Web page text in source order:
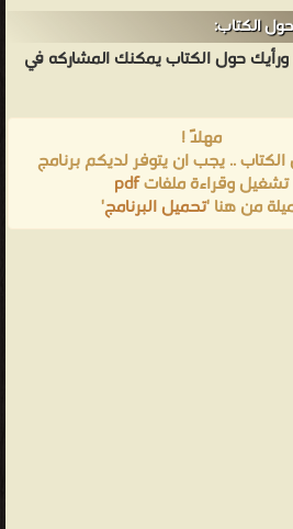
الكتاب:
حول الكتاب يمكنك المشاركه في
مهلاً !
.. يجب ان يتوفر لديكم برنامج
تشغيل وقراءة ملفاتpdf
من هنا 'تحميل البرنامج'